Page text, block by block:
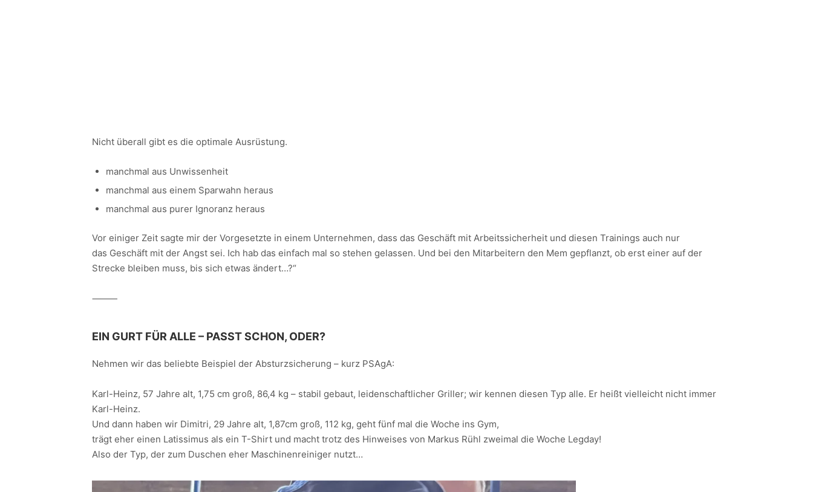
manchmal aus Unwissenheit
manchmal aus einem Sparwahn heraus
das Geschäft mit der Angst sei. Ich hab das einfach mal so stehen gelassen. Und bei den Mitarbeitern den Mem gepflanzt, ob erst einer auf der
EIN GURT FÜR ALLE – PASST SCHON, ODER?
Nehmen wir das beliebte Beispiel der Absturzsicherung – kurz PSAgA: